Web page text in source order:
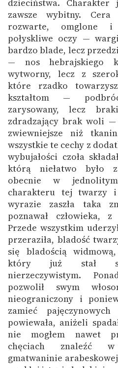
dzieciństwa. Charakter
zawsze wybitny.
rozwarte, omglone i
połyskliwe oczy —
bardzo blade, lecz
— nos hebrajskiego
wytworny, lecz z
które rzadko
kształtom —
zarysowany, lecz
zdradzający brak woli —
zwiewniejsze niż
wszystkie te cechy z
wybujałości czoła
którą niełatwo było
obecnie w
charakteru tej twarzy
wyrazie zaszła taka
poznawał człowieka,
Przede wszystkim
przeraziła, bladość
się bladością
który już stał
nierzeczywistym.
pozwolił swym
nieograniczony i
zamieć
powiewała, aniżeli
nie mogłem nawet
chęciach znaleźć
gmatwaninie